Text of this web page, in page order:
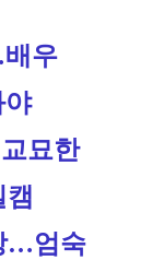
배우
야
묘한
…엄숙